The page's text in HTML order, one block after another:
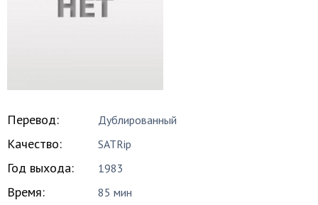
Перевод: Дублированный
Качество: SATRip
Год выхода: 1983
Время: 85 мин